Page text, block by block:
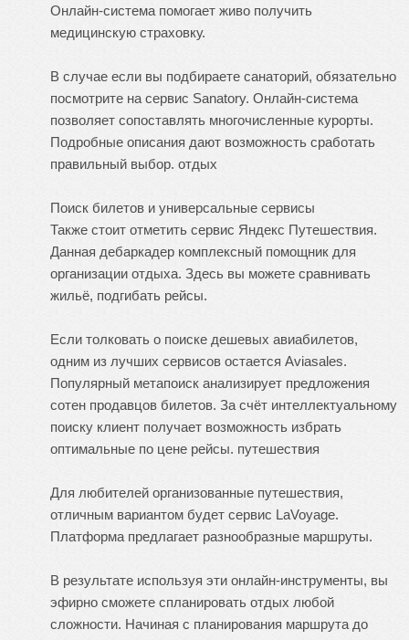
Онлайн-система помогает живо получить
медицинскую страховку.
В случае если вы подбираете санаторий, обязательно
посмотрите на сервис Sanatory. Онлайн-система
позволяет сопоставлять многочисленные курорты.
Подробные описания дают возможность сработать
правильный выбор. отдых
Поиск билетов и универсальные сервисы
Также стоит отметить сервис Яндекс Путешествия.
Данная дебаркадер комплексный помощник для
организации отдыха. Здесь вы можете сравнивать
жильё, подгибать рейсы.
Если толковать о поиске дешевых авиабилетов,
одним из лучших сервисов остается Aviasales.
Популярный метапоиск анализирует предложения
сотен продавцов билетов. За счёт интеллектуальному
поиску клиент получает возможность избрать
оптимальные по цене рейсы. путешествия
Для любителей организованные путешествия,
отличным вариантом будет сервис LaVoyage.
Платформа предлагает разнообразные маршруты.
В результате используя эти онлайн-инструменты, вы
эфирно сможете спланировать отдых любой
сложности. Начиная с планирования маршрута до